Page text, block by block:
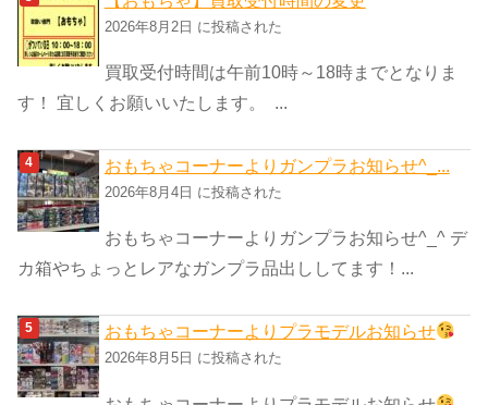
2026年8月2日 に投稿された
買取受付時間は午前10時～18時までとなりま
す！ 宜しくお願いいたします。 ...
おもちゃコーナーよりガンプラお知らせ^_...
2026年8月4日 に投稿された
おもちゃコーナーよりガンプラお知らせ^_^ デ
カ箱やちょっとレアなガンプラ品出ししてます！...
おもちゃコーナーよりプラモデルお知らせ
2026年8月5日 に投稿された